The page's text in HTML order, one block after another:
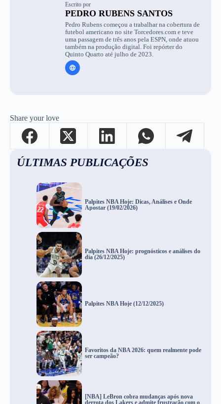
Escrito por
PEDRO RUBENS SANTOS
Pedro Rubens começou a trabalhar na cobertura de
futebol americano no site Torcedores.com e teve
uma passagem de três anos pela ESPN, onde atuou
também na produção digital. Foi repórter do
Quinto Quarto até julho de 2023.
Share your love
ÚLTIMAS PUBLICAÇÕES
Palpites NBA Hoje: Dicas, Análises e Onde
Apostar (19/02/2026)
Palpites NBA Hoje: prognósticos e análises do
dia (26/12/2025)
Palpites NBA Hoje (12/12/2025)
Favoritos da NBA 2026: quem realmente pode
ser campeão?
[NBA] LeBron cobra mudanças após nova
derrota dos Lakers e admite frustração com o